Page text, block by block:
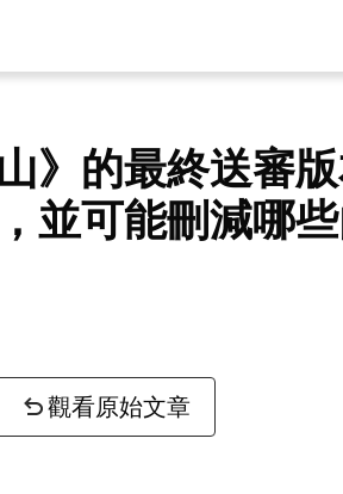
》的最終送審
並可能刪減哪些
觀看原始文章